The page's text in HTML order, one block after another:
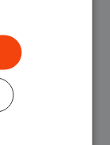
met jou